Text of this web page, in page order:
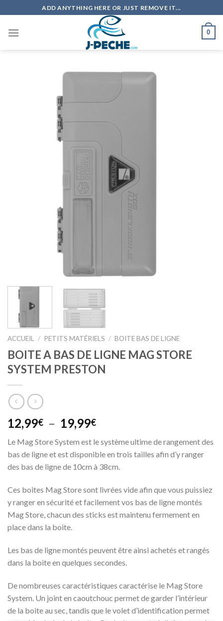
to
content
ADD ANYTHING HERE OR JUST REMOVE IT...
0
ACCUEIL / PETITS MATÉRIELS / BOITE BAS DE LIGNE
BOITE A BAS DE LIGNE MAG STORE
SYSTEM PRESTON
12,99€ – 19,99€Plage
prix :
12,99€
à
Le Mag Store System est le système ultime de rangement des
bas de ligne et est disponible en trois tailles afin d’y ranger
des bas de ligne de 10cm à 38cm.
Ces boites Mag Store sont livrées vide afin que vous puissiez
y ranger en sécurité et facilement vos bas de ligne montés
Mag Store, chacun des sticks est maintenu fermement en
place dans la boite.
Les bas de ligne montés peuvent être ainsi achetés et rangés
dans la boite en quelques secondes.
De nombreuses caractéristiques caractérise le Mag Store
System. Un joint en caoutchouc permet de garder l’intérieur
de la boite au sec, tandis que le volet d’identification permet